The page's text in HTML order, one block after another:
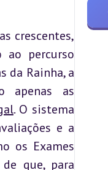
crescentes,
ao percurso
da Rainha, a
apenas as
. O sistema
e a
os Exames
que, para